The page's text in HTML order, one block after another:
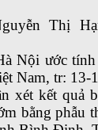
Thị
Nội ước
Nam, tr: 13-
xét kết quả
bằng phẫu